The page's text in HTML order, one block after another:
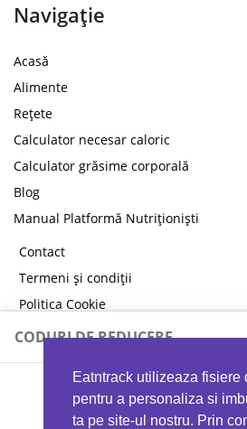
Eatntrack utilizeaza fisiere
pentru a personaliza si
ta pe site-ul nostru. Prin
Navigație
Acasă
Alimente
Rețete
Calculator necesar caloric
Calculator grăsime corporală
Blog
Manual Platformă Nutriționiști
Contact
Termeni și condiții
Politica Cookie
Politica de confidențialitate
CODURI DE REDUCERE